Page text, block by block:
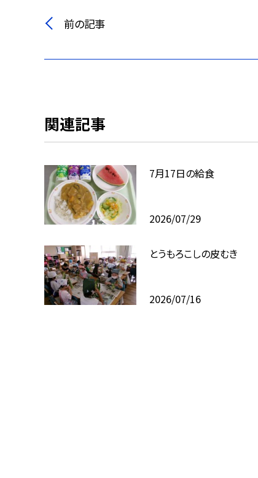
前の記事
関連記事
7月17日の給食
2026/07/29
とうもろこしの皮むき
2026/07/16